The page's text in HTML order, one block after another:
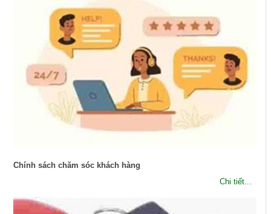
Chính sách chăm sóc khách hàng
Chi tiết...